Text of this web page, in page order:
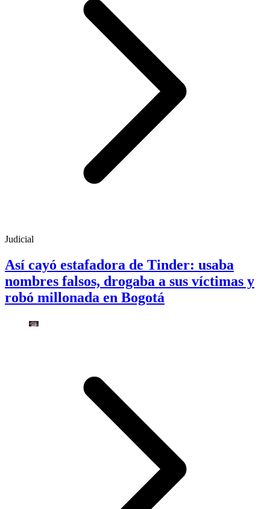
Judicial
Así cayó estafadora de Tinder: usaba
nombres falsos, drogaba a sus víctimas y
robó millonada en Bogotá